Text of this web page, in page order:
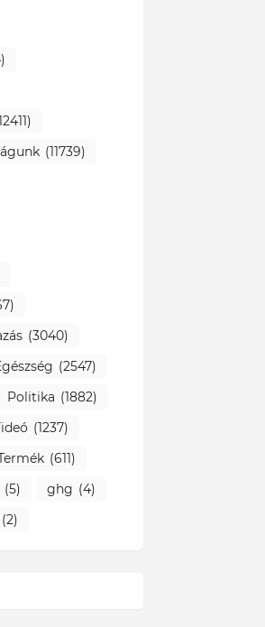
(11739)
(3040)
(2547)
Politika (1882)
(1237)
(611)
(5) ghg (4)
(2)